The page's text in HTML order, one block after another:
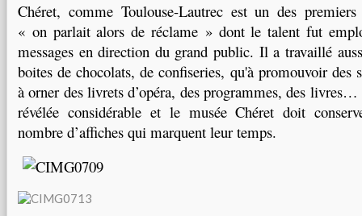
Chéret, comme Toulouse-Lautrec est un des
« on parlait alors de réclame » dont le talent fut
messages en direction du grand public. Il a travaillé
boites de chocolats, de confiseries, qu'à promouvoir des
à orner des livrets d’opéra, des programmes, des livres…
révélée considérable et le musée Chéret doit
nombre d’affiches qui marquent leur temps.